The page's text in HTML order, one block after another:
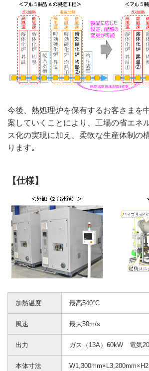
今後、熱処理炉を保有するお客さまを
案していくことにより、工場の省エネ
ス化の実現に加え、柔軟な生産体制の
ります｡
【仕様】
加熱温度 最高540°C
風速 最大50m/s
出力 ガス（13A）60kW 電気
本体寸法